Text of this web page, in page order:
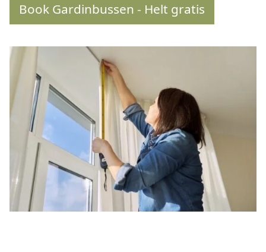
Book Gardinbussen - Helt gratis